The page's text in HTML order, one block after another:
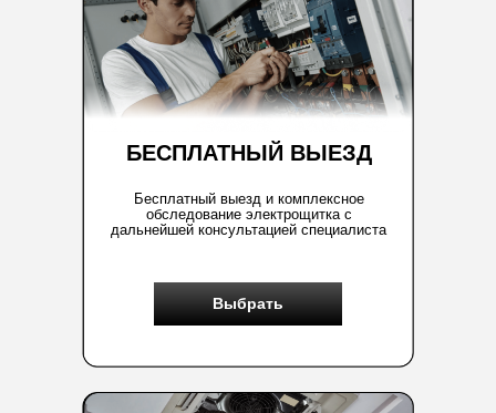
БЕСПЛАТНЫЙ ВЫЕЗД
Бесплатный выезд и комплексное
обследование электрощитка с
дальнейшей консультацией специалиста
Выбрать